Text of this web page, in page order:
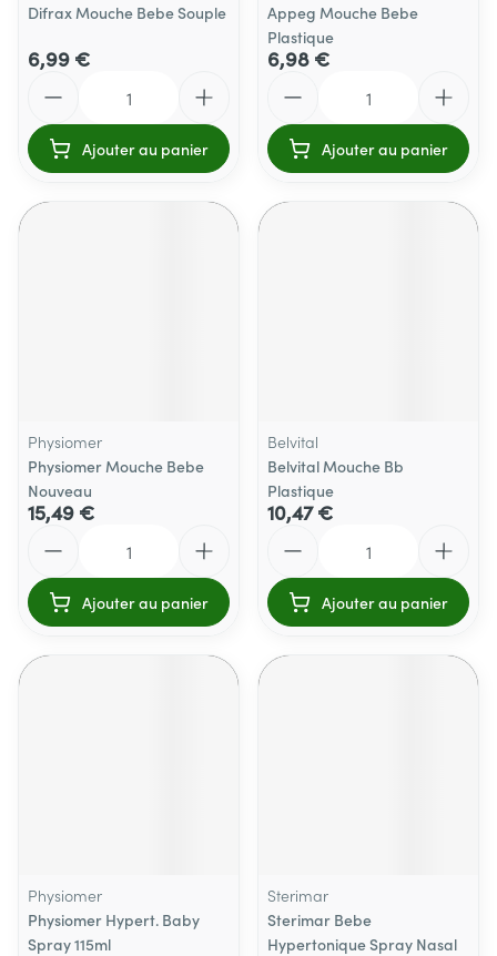
Difrax Mouche Bebe Souple
6,99 €
Ajouter au panier
Appeg Mouche Bebe
Plastique
6,98 €
Ajouter au panier
Physiomer
Physiomer Mouche Bebe
Nouveau
15,49 €
Ajouter au panier
Belvital
Belvital Mouche Bb
Plastique
10,47 €
Ajouter au panier
Physiomer
Physiomer Hypert. Baby
Spray 115ml
Sterimar
Sterimar Bebe
Hypertonique Spray Nasal